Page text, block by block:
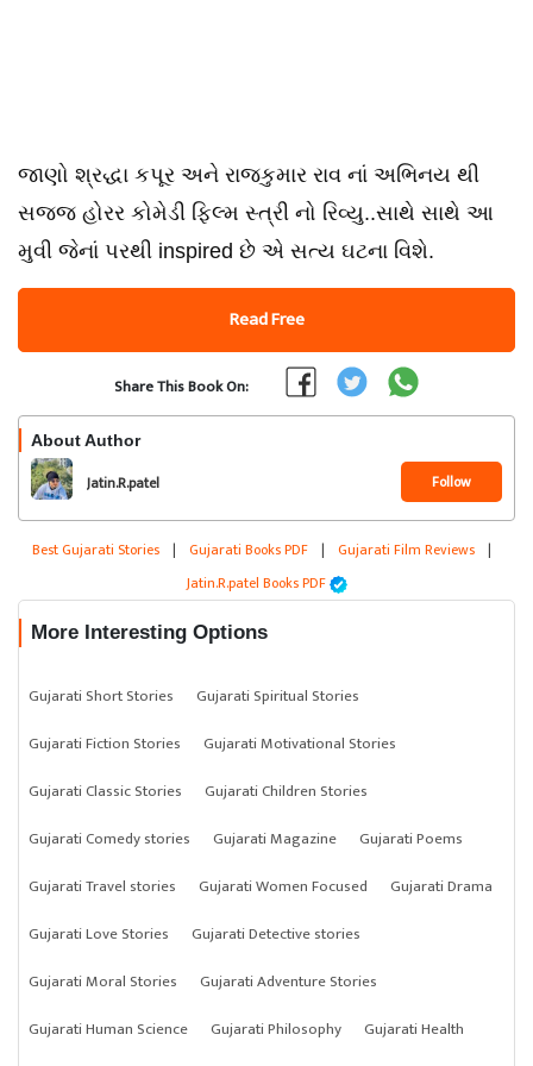
જાણો શ્રદ્ધા કપૂર અને રાજકુમાર રાવ નાં અભિનય થી
સજ્જ હોરર કોમેડી ફિલ્મ સ્ત્રી નો રિવ્યુ..સાથે સાથે આ
મુવી જેનાં પરથી inspired છે એ સત્ય ઘટના વિશે.
Read Free
Share This Book On:
About Author
Jatin.R.patel Follow
Best Gujarati Stories | Gujarati Books PDF | Gujarati Film Reviews |
Jatin.R.patel Books PDF
More Interesting Options
Gujarati Short Stories
Gujarati Spiritual Stories
Gujarati Fiction Stories
Gujarati Motivational Stories
Gujarati Classic Stories
Gujarati Children Stories
Gujarati Comedy stories
Gujarati Magazine
Gujarati Poems
Gujarati Travel stories
Gujarati Women Focused
Gujarati Drama
Gujarati Love Stories
Gujarati Detective stories
Gujarati Moral Stories
Gujarati Adventure Stories
Gujarati Human Science
Gujarati Philosophy
Gujarati Health